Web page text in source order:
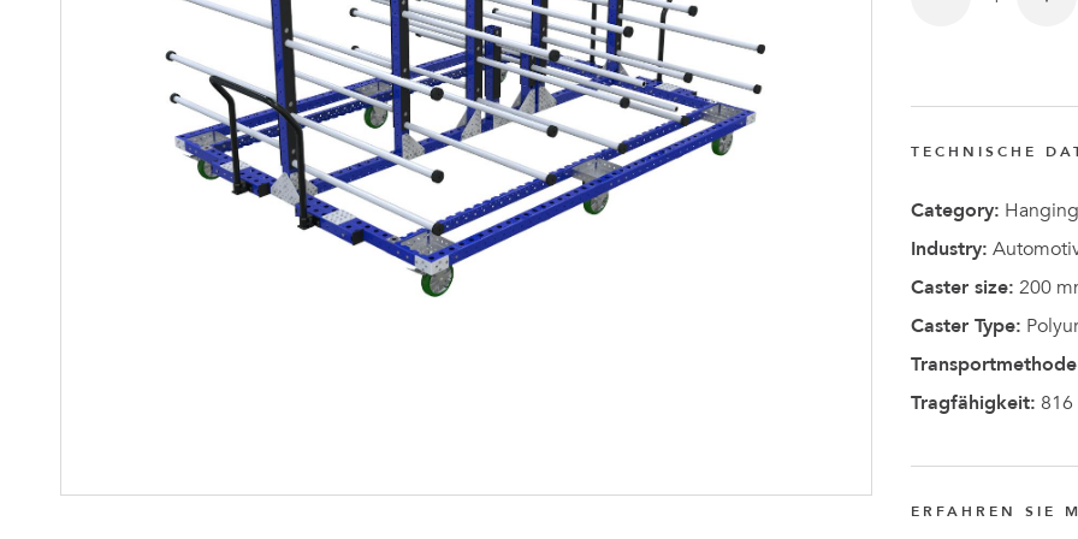
Mutter-Tochter-Lösungen
Montagewagen und
Speziallösungen
Bauteile
zum CEO
ernannt
TECHNISCHE
Category:
Industry:
Caster size: 200
Caster Type:
Tragfähigkeit:
ERFAHREN SIE